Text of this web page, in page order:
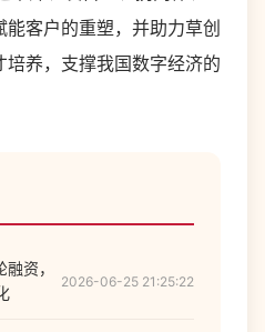
客户的重塑，并助力草创
养，支撑我国数字经济的
资，
2026-06-25 21:25:22